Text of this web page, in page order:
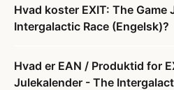
Hvad koster EXIT: The Game
Intergalactic Race (Engelsk)?
Hvad er EAN / Produktid for
Julekalender - The